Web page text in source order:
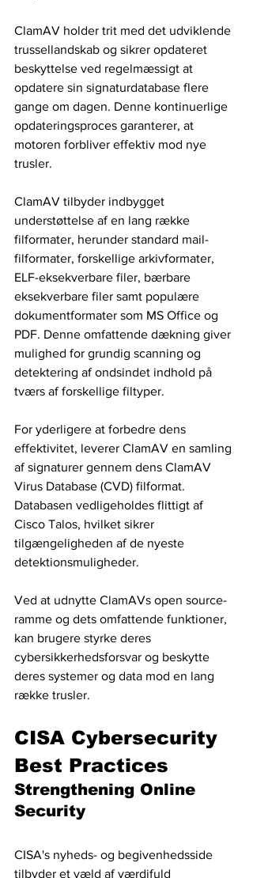
ClamAV holder trit med det udviklende
trussellandskab og sikrer opdateret
beskyttelse ved regelmæssigt at
opdatere sin signaturdatabase flere
gange om dagen. Denne kontinuerlige
opdateringsproces garanterer, at
motoren forbliver effektiv mod nye
trusler.
ClamAV tilbyder indbygget
understøttelse af en lang række
filformater, herunder standard mail-
filformater, forskellige arkivformater,
ELF-eksekverbare filer, bærbare
eksekverbare filer samt populære
dokumentformater som MS Office og
PDF. Denne omfattende dækning giver
mulighed for grundig scanning og
detektering af ondsindet indhold på
tværs af forskellige filtyper.
For yderligere at forbedre dens
effektivitet, leverer ClamAV en samling
af signaturer gennem dens ClamAV
Virus Database (CVD) filformat.
Databasen vedligeholdes flittigt af
Cisco Talos, hvilket sikrer
tilgængeligheden af ​​de nyeste
detektionsmuligheder.
Ved at udnytte ClamAVs open source-
ramme og dets omfattende funktioner,
kan brugere styrke deres
cybersikkerhedsforsvar og beskytte
deres systemer og data mod en lang
række trusler.
CISA Cybersecurity
Best Practices
Strengthening Online
Security
CISA's nyheds- og begivenhedsside
tilbyder et væld af værdifuld